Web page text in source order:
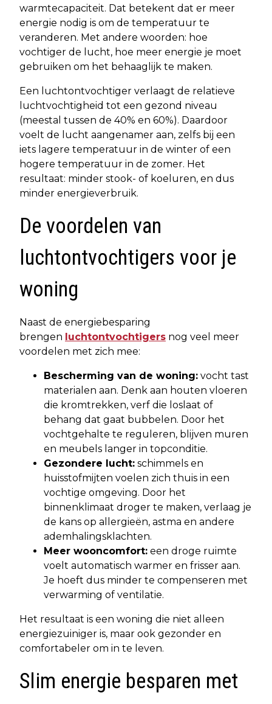
warmtecapaciteit. Dat betekent dat er meer
energie nodig is om de temperatuur te
veranderen. Met andere woorden: hoe
vochtiger de lucht, hoe meer energie je moet
gebruiken om het behaaglijk te maken.
Een luchtontvochtiger verlaagt de relatieve
luchtvochtigheid tot een gezond niveau
(meestal tussen de 40% en 60%). Daardoor
voelt de lucht aangenamer aan, zelfs bij een
iets lagere temperatuur in de winter of een
hogere temperatuur in de zomer. Het
resultaat: minder stook- of koeluren, en dus
minder energieverbruik.
De voordelen van
luchtontvochtigers voor je
woning
Naast de energiebesparing
brengen luchtontvochtigers nog veel meer
voordelen met zich mee:
Bescherming van de woning: vocht tast
materialen aan. Denk aan houten vloeren
die kromtrekken, verf die loslaat of
behang dat gaat bubbelen. Door het
vochtgehalte te reguleren, blijven muren
en meubels langer in topconditie.
Gezondere lucht: schimmels en
huisstofmijten voelen zich thuis in een
vochtige omgeving. Door het
binnenklimaat droger te maken, verlaag je
de kans op allergieën, astma en andere
ademhalingsklachten.
Meer wooncomfort: een droge ruimte
voelt automatisch warmer en frisser aan.
Je hoeft dus minder te compenseren met
verwarming of ventilatie.
Het resultaat is een woning die niet alleen
energiezuiniger is, maar ook gezonder en
comfortabeler om in te leven.
Slim energie besparen met